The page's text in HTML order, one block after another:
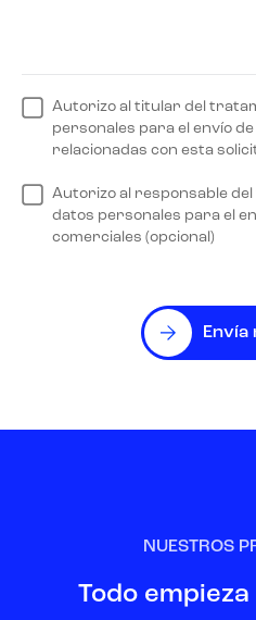
Autorizo al titular del
personales para el envío
relacionadas con esta
Autorizo al responsable
datos personales para el
comerciales (opcional)
Envía
NUESTROS
Todo